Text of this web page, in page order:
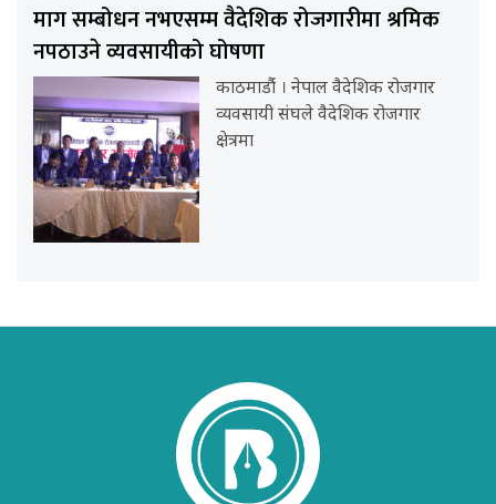
माग सम्बोधन नभएसम्म वैदेशिक रोजगारीमा श्रमिक
नपठाउने व्यवसायीको घोषणा
काठमाडौंं । नेपाल वैदेशिक रोजगार
व्यवसायी संघले वैदेशिक रोजगार
क्षेत्रमा